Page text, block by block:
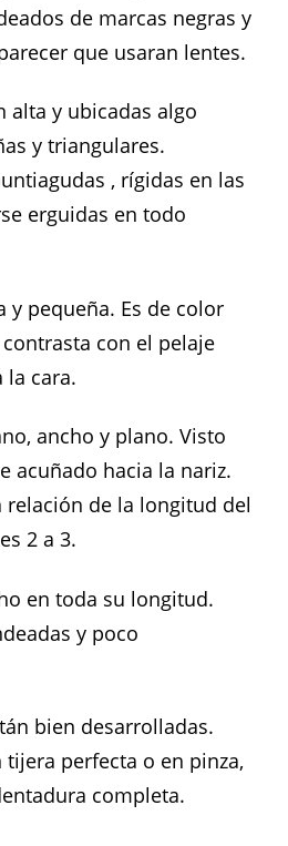
de marcas negras y
que usaran lentes.
alta y ubicadas algo
y triangulares.
, rígidas en las
erguidas en todo
y pequeña. Es de color
con el pelaje
la cara.
ancho y plano. Visto
acuñado hacia la nariz.
relación de la longitud del
2 a 3.
en toda su longitud.
y poco
bien desarrolladas.
perfecta o en pinza,
completa.